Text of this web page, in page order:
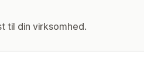
til din virksomhed.